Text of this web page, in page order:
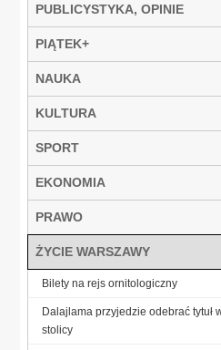
PUBLICYSTYKA, OPINIE
PIĄTEK+
NAUKA
KULTURA
SPORT
EKONOMIA
PRAWO
ŻYCIE WARSZAWY
Bilety na rejs ornitologiczny
Dalajlama przyjedzie odebrać tytuł
stolicy